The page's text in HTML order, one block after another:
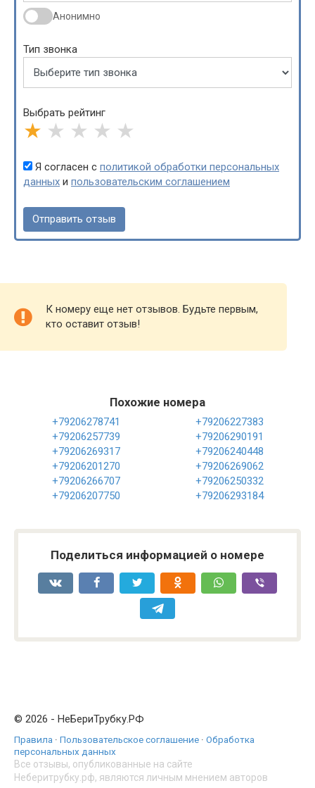
Анонимно
Тип звонка
Выбрать рейтинг
★ ★ ★ ★ ★
Я согласен с политикой обработки персональных
данных и пользовательским соглашением
К номеру еще нет отзывов. Будьте первым,
кто оставит отзыв!
Похожие номера
+79206278741
+79206227383
+79206257739
+79206290191
+79206269317
+79206240448
+79206201270
+79206269062
+79206266707
+79206250332
+79206207750
+79206293184
Поделиться информацией о номере
© 2026 - НеБериТрубку.РФ
Правила · Пользовательское соглашение · Обработка
персональных данных
Все отзывы, опубликованные на сайте
Неберитрубку.рф, являются личным мнением авторов